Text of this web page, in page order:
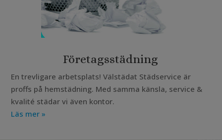
Företagsstädning
En trevligare arbetsplats! Välstädat Städservice är
proffs på hemstädning. Med samma känsla, service &
kvalité städar vi även kontor.
Läs mer »